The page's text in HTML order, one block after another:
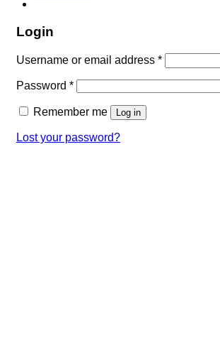
Login
Username or email address *
Password *
Remember me Log in
Lost your password?